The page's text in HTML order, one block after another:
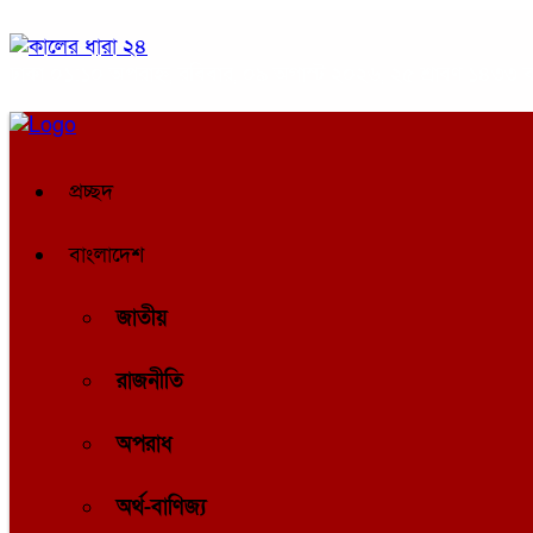
প্রচ্ছদ
বাংলাদেশ
জাতীয়
রাজনীতি
অপরাধ
অর্থ-বাণিজ্য